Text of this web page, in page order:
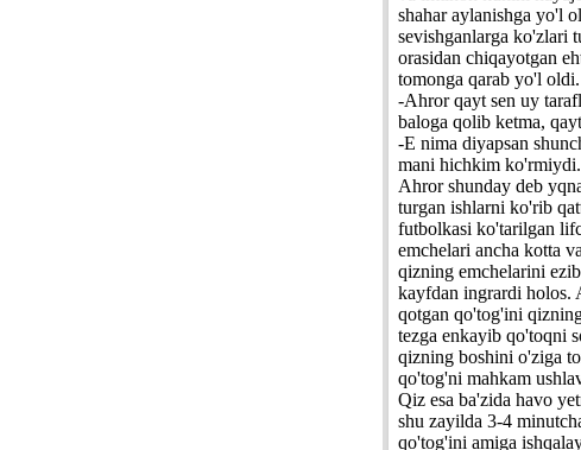
shahar aylanishga yo'l
sevishganlarga ko'zlari
orasidan chiqayotgan
tomonga qarab yo'l
-Ahror qayt sen uy
baloga qolib ketma,
-E nima diyapsan
mani hichkim
Ahror shunday deb
turgan ishlarni ko'rib
futbolkasi ko'tarilgan
emchelari ancha kotta
qizning emchelarini
kayfdan ingrardi holos.
qotgan qo'tog'ini
tezga enkayib qo'toqni
qizning boshini o'ziga
qo'tog'ni mahkam
Qiz esa ba'zida havo
shu zayilda 3-4
qo'tog'ini amiga